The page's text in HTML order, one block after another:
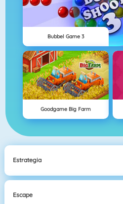
Bubbel Game 3
Goodgame Big Farm
Estrategia
Escape